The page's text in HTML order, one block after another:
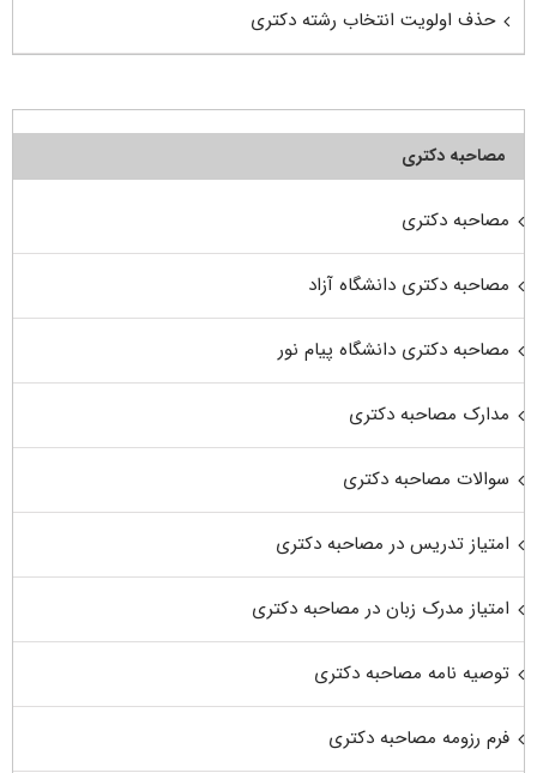
حذف اولویت انتخاب رشته دکتری
مصاحبه دکتری
مصاحبه دکتری
مصاحبه دکتری دانشگاه آزاد
مصاحبه دکتری دانشگاه پیام نور
مدارک مصاحبه دکتری
سوالات مصاحبه دکتری
امتیاز تدریس در مصاحبه دکتری
امتیاز مدرک زبان در مصاحبه دکتری
توصیه نامه مصاحبه دکتری
فرم رزومه مصاحبه دکتری